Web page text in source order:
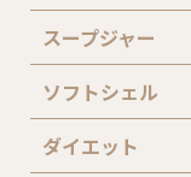
スープジャー
ソフトシェル
ダイエット